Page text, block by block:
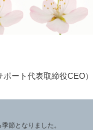
ート代表取締役CEO）
節となりました。